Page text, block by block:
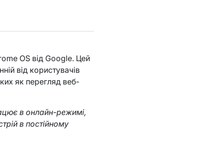
OS від Google. Цей
від користувачів
як перегляд веб-
в онлайн-режимі,
в постійному